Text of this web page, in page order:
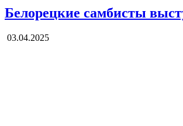
Белорецкие самбисты
03.04.2025